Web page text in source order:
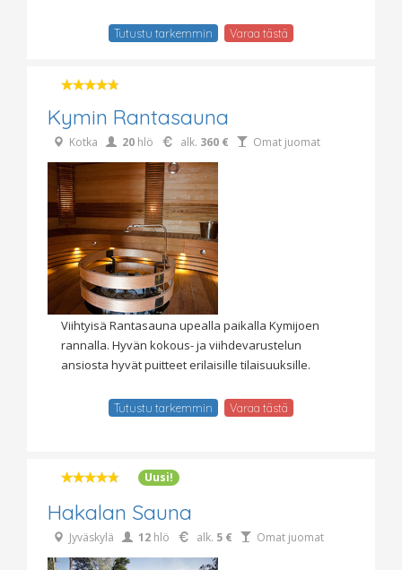
Tutustu tarkemmin Varaa tästä
Kymin Rantasauna
Kotka 20 hlö alk. 360 € Omat juomat
Viihtyisä Rantasauna upealla paikalla Kymijoen
rannalla. Hyvän kokous- ja viihdevarustelun
ansiosta hyvät puitteet erilaisille tilaisuuksille.
Tutustu tarkemmin Varaa tästä
Uusi!
Hakalan Sauna
Jyväskylä 12 hlö alk. 5 € Omat juomat